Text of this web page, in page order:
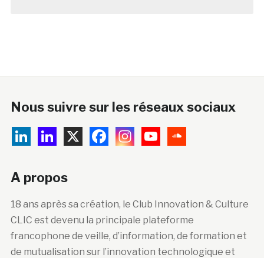
Nous suivre sur les réseaux sociaux
A propos
18 ans après sa création, le Club Innovation & Culture
CLIC est devenu la principale plateforme
francophone de veille, d’information, de formation et
de mutualisation sur l’innovation technologique et